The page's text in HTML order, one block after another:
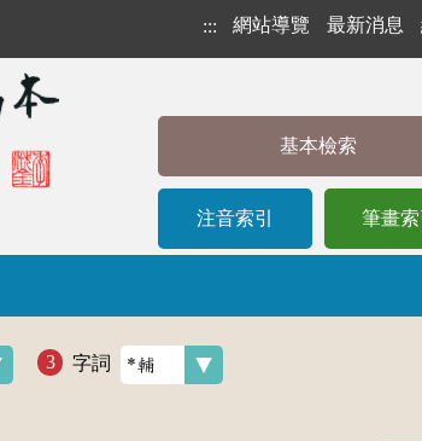
::: 網站導覽 最新消息
基本檢索
注音索引 筆畫索
字詞